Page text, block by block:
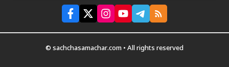
© sachchasamachar.com • All rights reserved